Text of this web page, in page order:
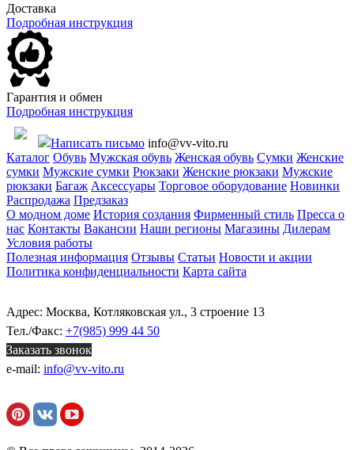
Доставка
Подробная инструкция
Гарантия и обмен
Подробная инструкция
Написать письмо info@vv-vito.ru
Каталог Обувь Мужская обувь Женская обувь Сумки Женские
сумки Мужские сумки Рюкзаки Женские рюкзаки Мужские
рюкзаки Багаж Аксессуары Торговое оборудование Новинки
Распродажа Предзаказ
О модном доме История создания Фирменный стиль Пресса о
нас Контакты Вакансии Наши регионы Магазины Дилерам
Условия работы
Полезная информация Отзывы Статьи Новости и акции
Политика конфиденциальности Карта сайта
Адрес: Москва, Котляковская ул., 3 строение 13
Тел./Факс: +7(985) 999 44 50
Заказать звонок
e-mail: info@vv-vito.ru